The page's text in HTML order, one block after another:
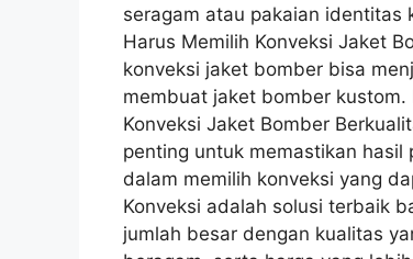
seragam atau pakaian identitas
Harus Memilih Konveksi Jaket
konveksi jaket bomber bisa
membuat jaket bomber
Konveksi Jaket Bomber
penting untuk memastikan
dalam memilih konveksi yang
Konveksi adalah solusi terbaik
jumlah besar dengan kualitas